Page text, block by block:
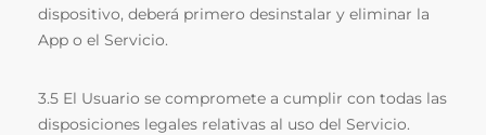
dispositivo, deberá primero desinstalar y eliminar la
App o el Servicio.
3.5 El Usuario se compromete a cumplir con todas las
disposiciones legales relativas al uso del Servicio.